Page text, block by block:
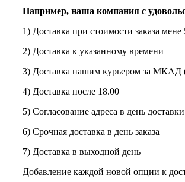
Например, наша компания с
1) Доставка при стоимости заказа мене
2) Доставка к указанному времени
3) Доставка нашим курьером за МКАД
4) Доставка после 18.00
5) Согласование адреса в день
6) Срочная доставка в день заказа
7) Доставка в выходной день
Добавление каждой новой опции к